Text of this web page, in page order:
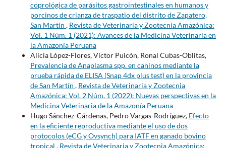
coprológica de parásitos gastrointestinales en humanos y
porcinos de crianza de traspatio del distrito de Zapatero,
San Martín , Revista de Veterinaria y Zootecnia Amazónica:
Vol. 1 Núm. 1 (2021): Avances de la Medicina Veterinaria en
la Amazonía Peruana
Alicia López-Flores, Víctor Puicón, Ronal Cubas-Oblitas,
Prevalencia de Anaplasma spp. en caninos mediante la
prueba rápida de ELISA (Snap 4dx plus test) en la provincia
de San Martín , Revista de Veterinaria y Zootecnia
Amazónica: Vol. 2 Núm. 1 (2022): Nuevas perspectivas en la
Medicina Veterinaria de la Amazonía Peruana
Hugo Sánchez-Cárdenas, Pedro Vargas-Rodríguez, Efecto
en la eficiente reproductiva mediante el uso de dos
protocolos (eCG y Ovsynch) para IATF en ganado bovino
tropical , Revista de Veterinaria y Zootecnia Amazónica: